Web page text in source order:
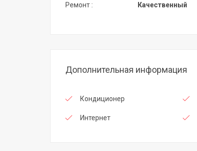
Ремонт : Качественный
Дополнительная информация
Кондиционер
Интернет